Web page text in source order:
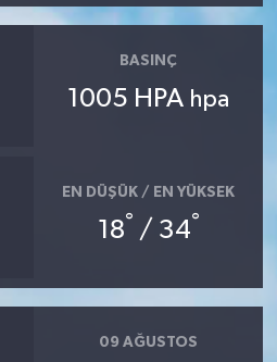
BASINÇ
1005 HPA hpa
EN DÜŞÜK / EN YÜKSEK
18° / 34°
09 AĞUSTOS